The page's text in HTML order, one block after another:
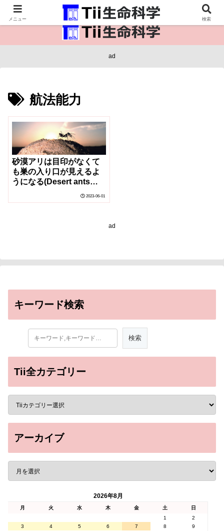
医療保健・生命・生物の情報インフラ。
ad
航法能力
砂漠アリは目印がなくて
も巣の入り口が見えるよ
うになる(Desert ants
increase the visibility of
their nest entrances in
2023-06-01
ad
キーワード検索
Tii全カテゴリー
アーカイブ
2026年8月
月 火 水 木 金 土
日
1
2
3
4 5 6 7 8
9
メニュー 検索